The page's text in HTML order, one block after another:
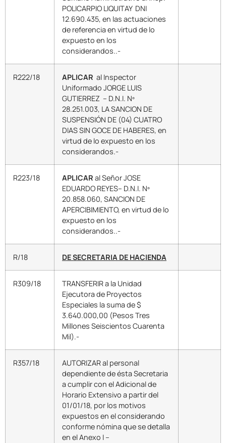
POLICARPIO LIQUITAY DNI
12.690.435, en las actuaciones
de referencia en virtud de lo
expuesto en los
considerandos..-
R222/18 APLICAR al Inspector
Uniformado JORGE LUIS
GUTIERREZ – D.N.I. Nº
28.251.003, LA SANCION DE
SUSPENSIÓN DE (04) CUATRO
DIAS SIN GOCE DE HABERES, en
virtud de lo expuesto en los
considerandos.-
R223/18 APLICAR al Señor JOSE
EDUARDO REYES– D.N.I. Nº
20.858.060, SANCION DE
APERCIBIMIENTO, en virtud de lo
expuesto en los
considerandos..-
R/18 DE SECRETARIA DE HACIENDA
R309/18
TRANSFERIR a la Unidad
Ejecutora de Proyectos
Especiales la suma de $
3.640.000,00 (Pesos Tres
Millones Seiscientos Cuarenta
Mil).-
R357/18
AUTORIZAR al personal
dependiente de ésta Secretaria
a cumplir con el Adicional de
Horario Extensivo a partir del
01/01/18, por los motivos
expuestos en el considerando
conforme nómina que se detalla
en el Anexo I –